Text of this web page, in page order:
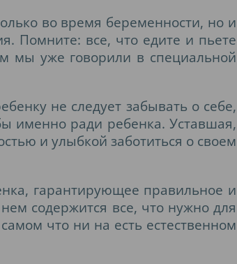
во время беременности, но и
Помните: все, что едите и пьете
мы уже говорили в специальной
не следует забывать о себе,
именно ради ребенка. Уставшая,
и улыбкой заботиться о своем
гарантирующее правильное и
содержится все, что нужно для
что ни на есть естественном